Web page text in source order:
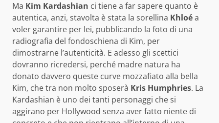
Ma Kim Kardashian ci tiene a far sapere quanto è
autentica, anzi, stavolta è stata la sorellina Khloéa
voler garantire per lei, pubblicando la foto di una
radiografia del fondoschiena di Kim, per
dimostrarne l’autenticità. E adesso gli scettici
dovranno ricredersi, perché madre natura ha
donato davvero queste curve mozzafiato alla bella
Kim, che tra non molto sposerà Kris Humphries. La
Kardashian è uno dei tanti personaggi che si
aggirano per Hollywood senza aver fatto niente di